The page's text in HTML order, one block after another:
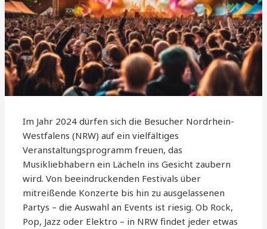
Im Jahr 2024 dürfen sich die Besucher Nordrhein-
Westfalens (NRW) auf ein vielfältiges
Veranstaltungsprogramm freuen, das
Musikliebhabern ein Lächeln ins Gesicht zaubern
wird. Von beeindruckenden Festivals über
mitreißende Konzerte bis hin zu ausgelassenen
Partys – die Auswahl an Events ist riesig. Ob Rock,
Pop, Jazz oder Elektro – in NRW findet jeder etwas